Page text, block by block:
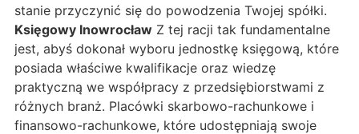
stanie przyczynić się do powodzenia Twojej spółki.
Księgowy Inowrocław Z tej racji tak fundamentalne
jest, abyś dokonał wyboru jednostkę księgową, które
posiada właściwe kwalifikacje oraz wiedzę
praktyczną we współpracy z przedsiębiorstwami z
różnych branż. Placówki skarbowo-rachunkowe i
finansowo-rachunkowe, które udostępniają swoje